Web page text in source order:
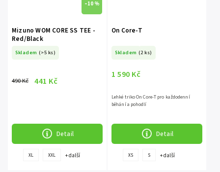
–10 %
Mizuno WOM CORE SS TEE -
Red/Black
Skladem (>5 ks)
490 Kč 441 Kč
Detail
XL XXL + další
On Core-T
Skladem (2 ks)
1 590 Kč
Detail
Lehké triko On Core-T pro každodenní
běhání a pohodlí
XS S + další